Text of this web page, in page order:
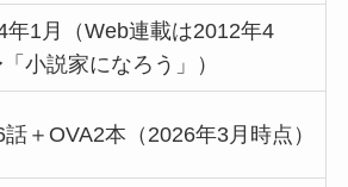
年1月（Web連載は2012年4
「小説家になろう」）
＋OVA2本（2026年3月時点）